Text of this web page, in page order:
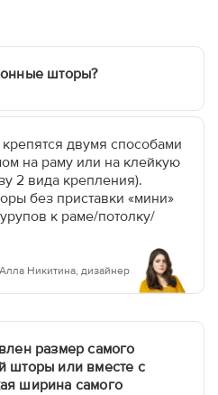
шторы?
двумя способами
на раму или на клейкую
2 вида крепления).
без приставки «мини»
к раме/потолку/
Алла Никитина, дизайнер
размер самого
шторы или вместе с
ширина самого